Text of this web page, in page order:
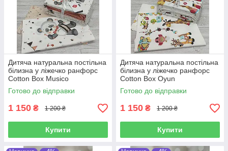
Дитяча натуральна постільна
білизна у ліжечко ранфорс
Cotton Box Musico
Готово до відправки
1 150 ₴ 1 200 ₴
Купити
Дитяча натуральна постільна
білизна у ліжечко ранфорс
Cotton Box Oyun
Готово до відправки
1 150 ₴ 1 200 ₴
Купити